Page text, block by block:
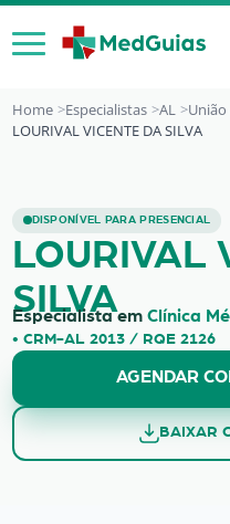
Ir para o conteúdo
Home Especialistas AL União
LOURIVAL VICENTE DA SILVA
DISPONÍVEL PARA PRESENCIAL
LOURIVAL
LOURIVAL
SILVA
Especialista em Clínica
• CRM-AL 2013 / RQE 2126
AGENDAR
BAIXAR